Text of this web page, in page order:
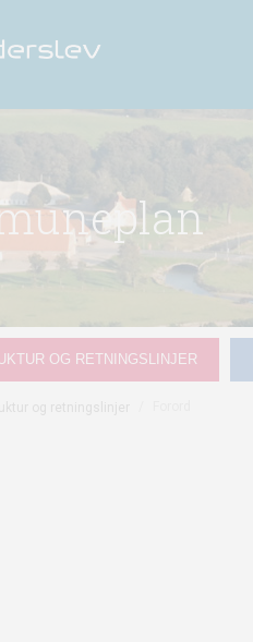
OG RETNINGSLINJER